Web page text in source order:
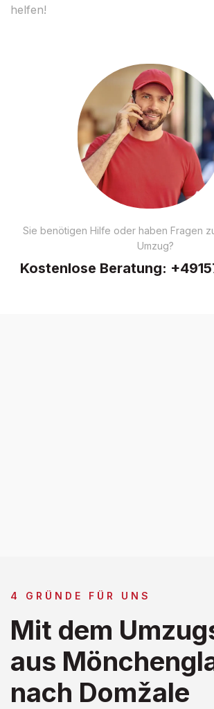
helfen!
Sie benötigen Hilfe oder haben Fragen
Umzug?
Kostenlose Beratung:
4 GRÜNDE FÜR UNS
Mit dem
aus
nach Domžale